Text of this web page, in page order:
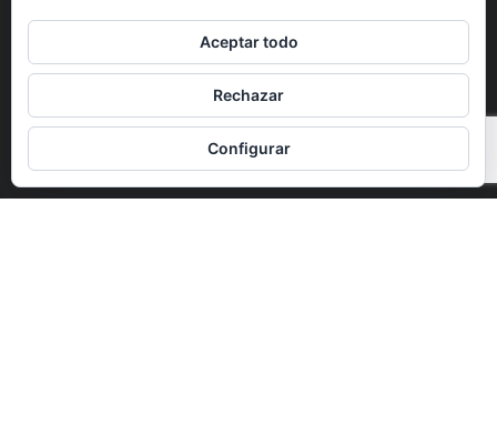
Francisco José Flores Pérez, nuevo
secretario general de CECE
CATEGORÍA POPULAR
Noticias
1263
Aceptar todo
Rechazar
Configurar